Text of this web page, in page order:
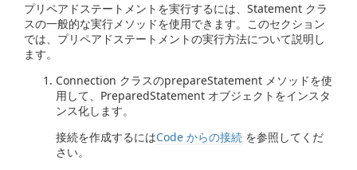
プリペアドステートメントを実行するには、Statement クラ
スの一般的な実行メソッドを使用できます。このセクション
では、プリペアドステートメントの実行方法について説明し
ます。
Connection クラスのprepareStatement メソッドを使
用して、PreparedStatement オブジェクトをインスタ
ンス化します。
接続を作成するにはCode からの接続 を参照してくだ
さい。